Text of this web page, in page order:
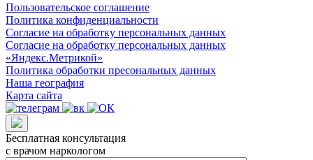
Пользовательское соглашение
Политика конфиденциальности
Согласие на обработку персональных данных
Согласие на обработку персональных данных
«Яндекс.Метрикой»
Политика обработки пресональных данных
Наша география
Карта сайта
Бесплатная консультация
с врачом наркологом